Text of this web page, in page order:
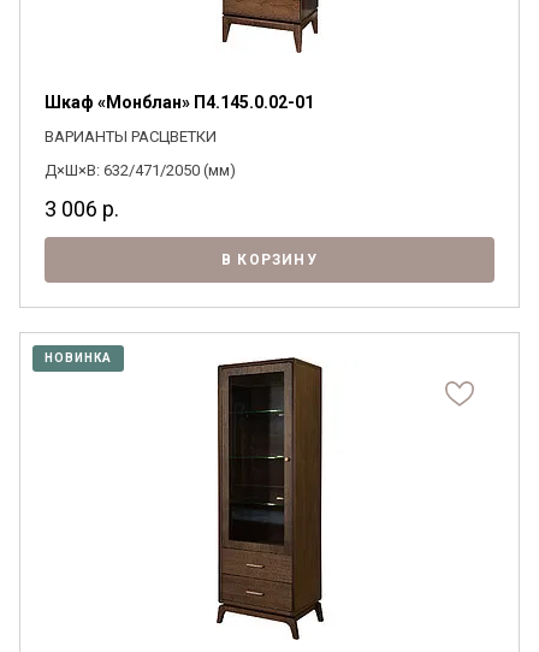
Шкаф «Монблан» П4.145.0.02-01
ВАРИАНТЫ РАСЦВЕТКИ
Д×Ш×В: 632/471/2050 (мм)
3 006 р.
В КОРЗИНУ
НОВИНКА